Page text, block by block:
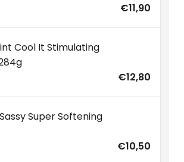
€11,90
Cool It Stimulating
€12,80
Super Softening
€10,50